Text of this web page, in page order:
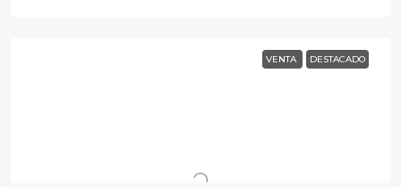
VENTA DESTACADO